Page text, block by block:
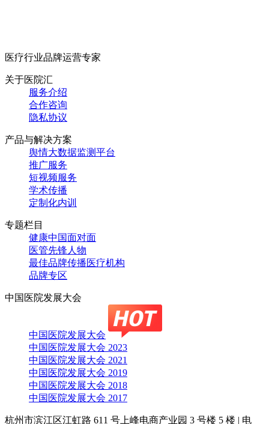
医疗行业品牌运营专家
关于医院汇
服务介绍
合作咨询
隐私协议
产品与解决方案
舆情大数据监测平台
推广服务
短视频服务
学术传播
定制化内训
专题栏目
健康中国面对面
医管先锋人物
最佳品牌传播医疗机构
品牌专区
中国医院发展大会
中国医院发展大会
中国医院发展大会 2023
中国医院发展大会 2021
中国医院发展大会 2019
中国医院发展大会 2018
中国医院发展大会 2017
杭州市滨江区江虹路 611 号上峰电商产业园 3 号楼 5 楼 | 电